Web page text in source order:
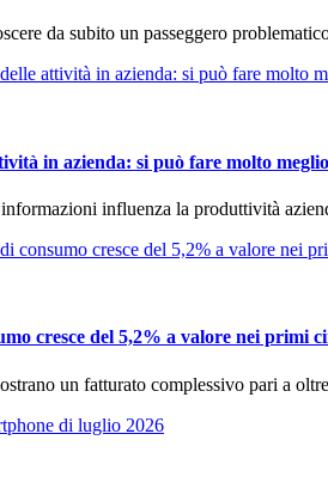
da subito un passeggero
in azienda: si può fare molto meglio
influenza la produttività
cresce del 5,2% a valore nei primi
un fatturato complessivo pari a